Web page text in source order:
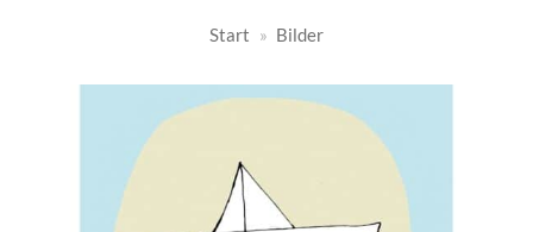
Start » Bilder